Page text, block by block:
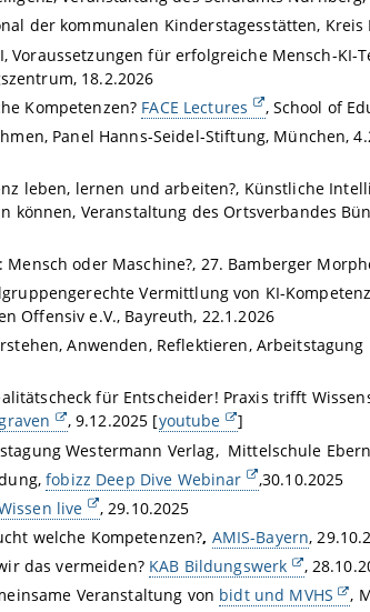
der kommunalen Kinderstagesstätten, Kreis
für erfolgreiche Mensch-KI-
18.2.2026
Kompetenzen? FACE Lectures
, School of
Panel Hanns-Seidel-Stiftung, München,
leben, lernen und arbeiten?, Künstliche
können, Veranstaltung des Ortsverbandes
oder Maschine?, 27. Bamberger
Vermittlung von KI-
Offensiv e.V., Bayreuth, 22.1.2026
Anwenden, Reflektieren, Arbeitstagung
für Entscheider! Praxis trifft
, 9.12.2025 [youtube
]
Westermann Verlag, Mittelschule
fobizz Deep Dive Webinar
,30.10.2025
live
, 29.10.2025
welche Kompetenzen?, AMIS-Bayern,
das vermeiden? KAB Bildungswerk
,
Veranstaltung von bidt und MVHS
,